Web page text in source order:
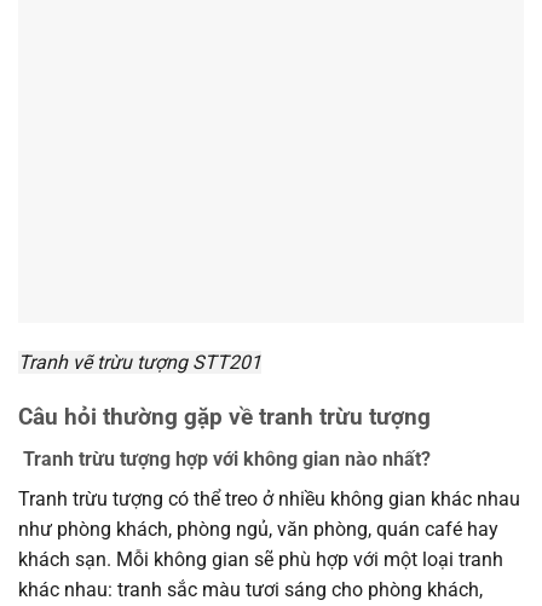
Tranh vẽ trừu tượng STT201
Câu hỏi thường gặp về tranh trừu tượng
Tranh trừu tượng hợp với không gian nào nhất?
Tranh trừu tượng có thể treo ở nhiều không gian khác nhau
như phòng khách, phòng ngủ, văn phòng, quán café hay
khách sạn. Mỗi không gian sẽ phù hợp với một loại tranh
khác nhau: tranh sắc màu tươi sáng cho phòng khách,